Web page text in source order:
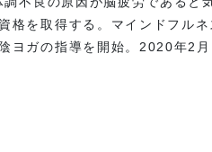
格を取得する。マインドフル
ヨガの指導を開始。2020年2